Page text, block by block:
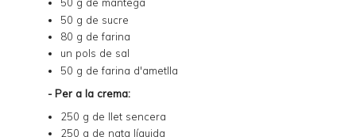
50 g de mantega
50 g de sucre
80 g de farina
un pols de sal
50 g de farina d'ametlla
- Per a la crema:
250 g de llet sencera
250 g de nata líquida